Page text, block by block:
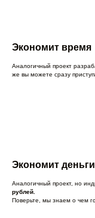
Экономит время
Аналогичный проект
же вы можете сразу
Экономит деньги
Аналогичный проект, но
рублей.
Поверьте, мы знаем о чем